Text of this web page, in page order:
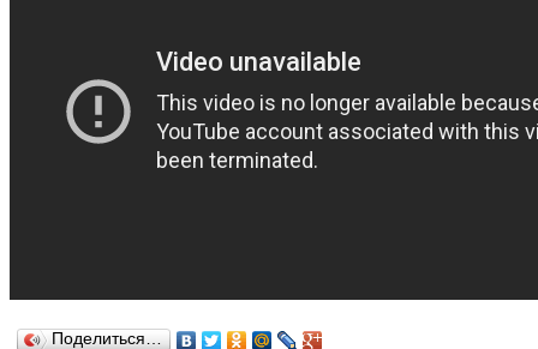
Поделиться…